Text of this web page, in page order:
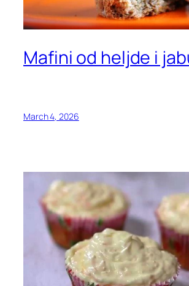
Mafini od heljde i
March 4, 2026